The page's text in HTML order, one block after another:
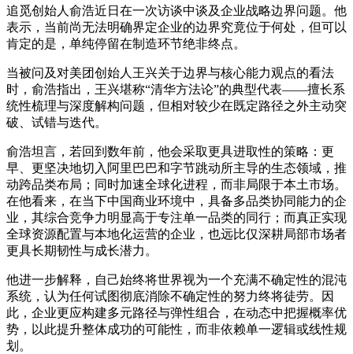
追觅创始人俞浩近日在一次访谈中谈及企业战略边界问题。他
表示，当前尚无法明确界定企业的边界究竟位于何处，但可以
肯定的是，单纯停留在制造环节绝非终点。
当被问及对美团创始人王兴关于边界与核心能力观点的看法
时，俞浩指出，王兴堪称“清华方法论”的典型代表——擅长系
统性梳理与深度解构问题，但相对较少在既定路径之外主动突
破、试错与迭代。
俞浩坦言，若回到数年前，他会采取更具进取性的策略：更
早、更坚决地切入阿里巴巴和字节跳动所主导的生态领域，推
动跨品类布局；同时加速全球化进程，而非局限于本土市场。
在他看来，在当下中国商业环境中，具备多品类协同能力的企
业，其综合竞争力明显高于专注单一品类的同行；而真正实现
全球资源配置与本地化运营的企业，也远比仅深耕局部市场者
更具长期韧性与成长潜力。
他进一步解释，自己始终将世界视为一个充满不确定性的混沌
系统，认为任何试图彻底消除不确定性的努力终将徒劳。因
此，企业更应构建多元路径与弹性组合，在动态中把握概率优
势，以此提升整体成功的可能性，而非依赖单一逻辑或线性规
划。